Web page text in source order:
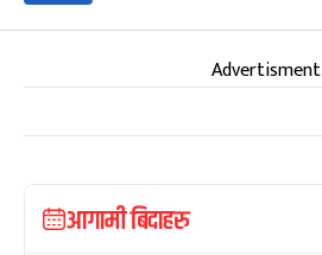
Advertisment
आगामी बिदाहरु